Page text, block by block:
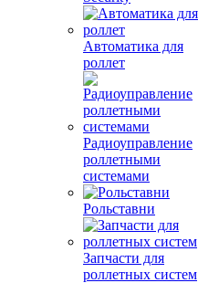
Автоматика для
роллет
Радиоуправление
роллетными
системами
Рольставни
Запчасти для
роллетных систем